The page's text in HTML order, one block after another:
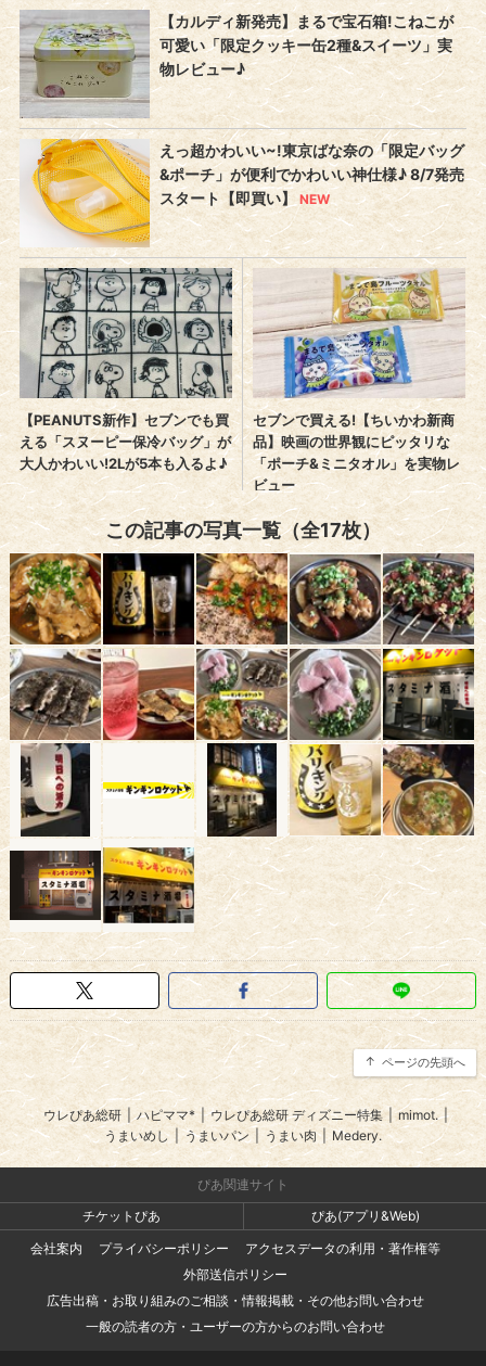
この記事の写真一覧（全17枚）
ページの先頭へ
ウレぴあ総研 ハピママ* | ウレぴあ総研 ディズニー特集 | mimot. |
うまいめし | うまいパン うまい肉 Medery.
ぴあ関連サイト
チケットぴあ
ぴあ(アプリ&Web)
会社案内
プライバシーポリシー
アクセスデータの利用・著作権等
外部送信ポリシー
広告出稿・お取り組みのご相談・情報掲載・その他お問い合わせ
一般の読者の方・ユーザーの方からのお問い合わせ